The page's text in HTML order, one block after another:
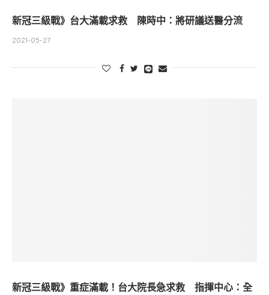
新冠三級戰》台大滿載求救 陳時中：將研議送醫分流
2021-05-27
新冠三級戰》重症滿載！台大院長急求救 指揮中心：全